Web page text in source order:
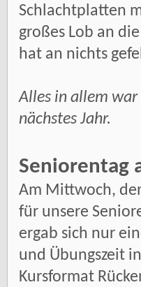
Schlachtplatten
großes Lob an
hat an nichts
Alles in allem war
nächstes Jahr.
Seniorentag
Am Mittwoch,
für unsere
ergab sich nur
und Übungszeit
Kursformat